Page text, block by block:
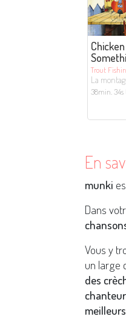
Trout
La
38min. 34s
En
munki
Dans
Vous y
un large
des